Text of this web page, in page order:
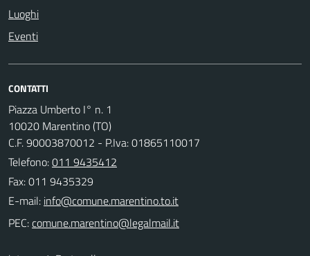
Luoghi
Eventi
CONTATTI
Piazza Umberto I° n. 1
10020 Marentino (TO)
C.F. 90003870012 - P.Iva: 01865110017
Telefono:011 9435412
Fax: 011 9435329
E-mail:
PEC: